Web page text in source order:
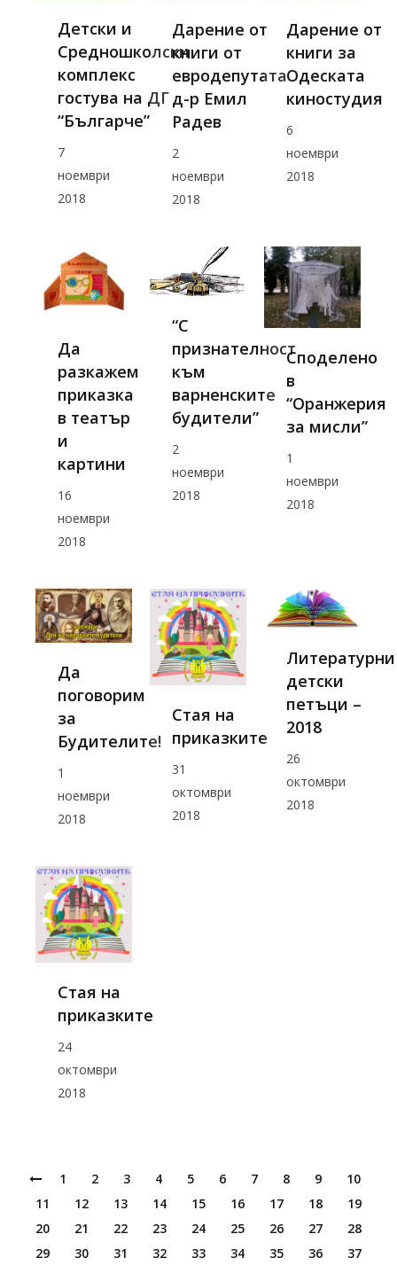
Детски и
Средношколски
комплекс
гостува на ДГ
“Българче”
7
ноември
2018
Дарение от
книги от
евродепутата
д-р Емил
Радев
2
ноември
2018
Дарение от
книги за
Одеската
киностудия
6
ноември
2018
Да
разкажем
приказка
в театър
и
картини
16
ноември
2018
“С
признателност
към
варненските
будители”
2
ноември
2018
Споделено
в
“Оранжерия
за мисли”
1
ноември
2018
Да
поговорим
за
Будителите!
1
ноември
2018
Стая на
приказките
31
октомври
2018
Литературни
детски
петъци –
2018
26
октомври
2018
Стая на
приказките
24
октомври
2018
1 2 3 4 5 6 7 8 9
10
11
12 13 14 15 16 17 18
19
20
21 22 23 24 25 26 27
28
29
30 31 32 33 34 35 36
37